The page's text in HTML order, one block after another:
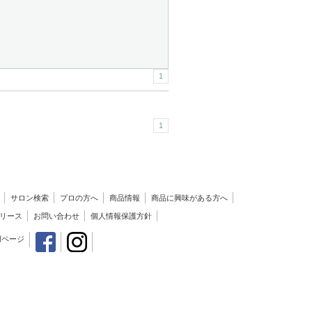
1
1
サロン検索 プロの方へ 商品情報 商品に興味がある方へ
ース お問い合わせ 個人情報保護方針
ージ